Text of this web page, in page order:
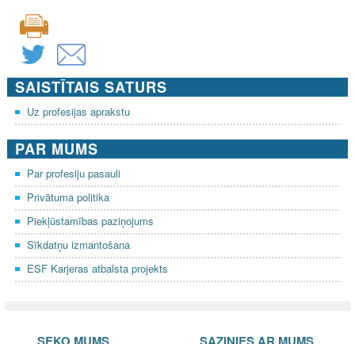
SAISTĪTAIS SATURS
Uz profesijas aprakstu
PAR MUMS
Par profesiju pasauli
Privātuma politika
Piekļūstamības paziņojums
Sīkdatņu izmantošana
ESF Karjeras atbalsta projekts